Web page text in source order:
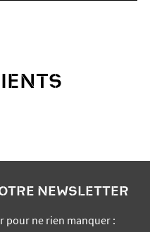
NEWSLETTER
pour ne rien manquer :